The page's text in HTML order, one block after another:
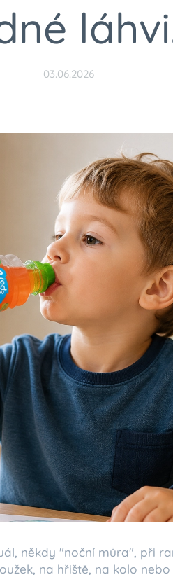
03.06.2026
někdy "noční můra", při
na hřiště, na kolo